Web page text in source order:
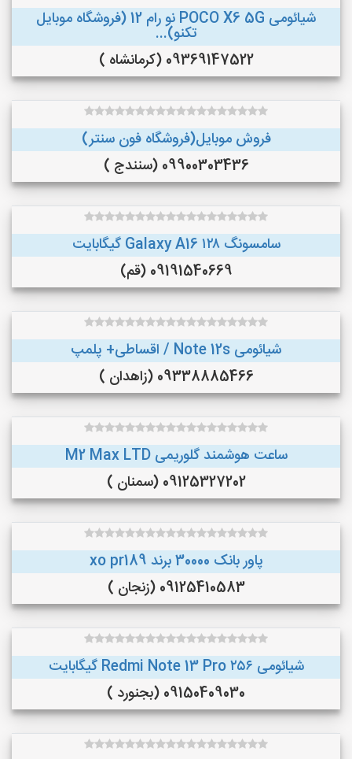
شیائومی POCO X6 5G نو رام 12 (فروشگاه موبایل
تکنو)...
09369147522 (کرمانشاه )
فروش موبایل(فروشگاه فون سنتر)
09900303436 (سنندج )
سامسونگ Galaxy A16 ۱۲۸ گیگابایت
09191540669 (قم)
شیائومی Note 12s / اقساطی+ پلمپ
09338885466 (زاهدان )
ساعت هوشمند گلوریمی M2 Max LTD
09125327202 (سمنان )
پاور بانک 30000 برند xo pr189
09125410583 (زنجان )
شیائومی Redmi Note 13 Pro ۲۵۶ گیگابایت
09150409030 (بجنورد )